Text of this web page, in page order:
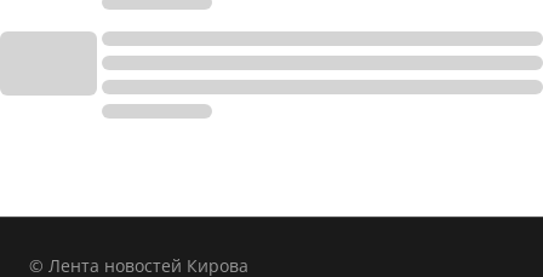
© Лента новостей Кирова